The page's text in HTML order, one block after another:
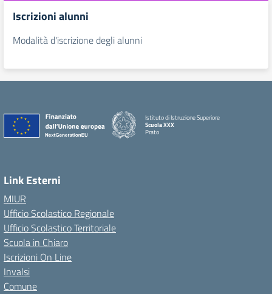
Iscrizioni alunni
Modalità d'iscrizione degli alunni
Istituto di Istruzione Superiore
Scuola XXX
Prato
Link Esterni
MIUR
Ufficio Scolastico Regionale
Ufficio Scolastico Territoriale
Scuola in Chiaro
Iscrizioni On Line
Invalsi
Comune